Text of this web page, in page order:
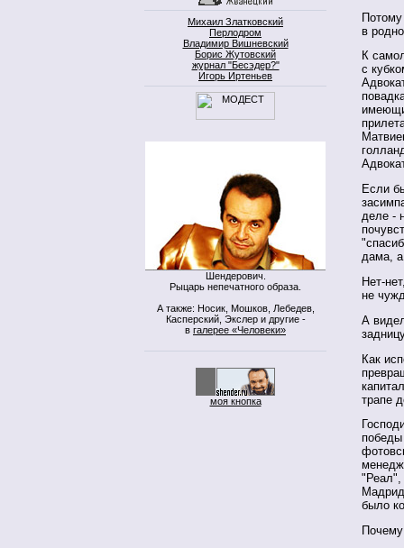
Михаил Златковский
Перлодром
Владимир Вишневский
Борис Жутовский
журнал "Бесэдер?"
Игорь Иртеньев
Шендерович.
Рыцарь непечатного образа.
А также: Носик, Мошков, Лебедев,
Касперский, Экслер и другие -
в галерее «Человеки»
моя кнопка
в
К
с
Если
деле -
дама, а
Нет-
не
А
Как
трапе
"Реал",
было